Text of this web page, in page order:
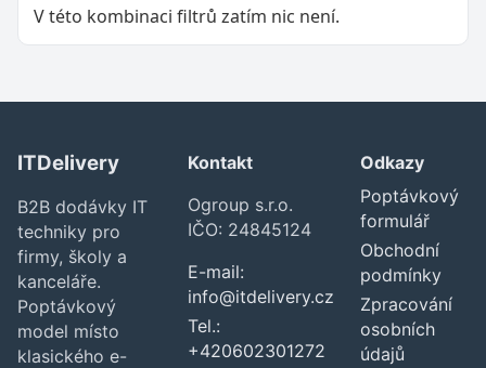
V této kombinaci filtrů zatím nic není.
ITDelivery
B2B dodávky IT
techniky pro
firmy, školy a
kanceláře.
Poptávkový
model místo
klasického e-
Kontakt
Ogroup s.r.o.
IČO: 24845124
E-mail:
info@itdelivery.cz
Tel.:
+420602301272
Odkazy
Poptávkový
formulář
Obchodní
podmínky
Zpracování
osobních
údajů